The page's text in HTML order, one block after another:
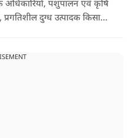
अधिकारियों, पशुपालन एवं कृषि
प्रगतिशील दुग्ध उत्पादक किसानों,